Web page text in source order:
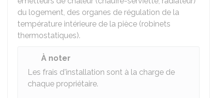
du logement, des organes de régulation de la
température intérieure de la pièce (robinets
thermostatiques).
À noter
Les frais d'installation sont à la charge de
chaque propriétaire.